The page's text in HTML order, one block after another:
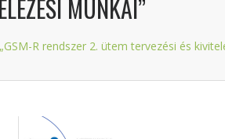
MUNKÁI”
R rendszer 2. ütem tervezési és